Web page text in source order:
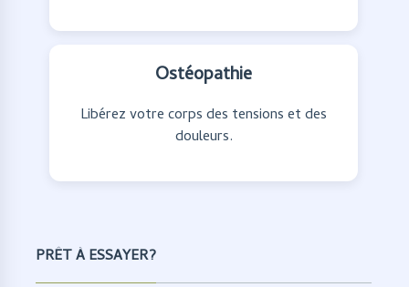
Ostéopathie
Libérez votre corps des tensions et des
douleurs.
PRÊT À ESSAYER?